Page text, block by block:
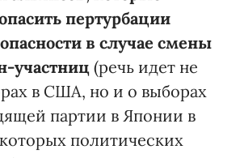
пертурбации
в случае смены
участниц (речь идет не
в США, но и о выборах
партии в Японии в
политических